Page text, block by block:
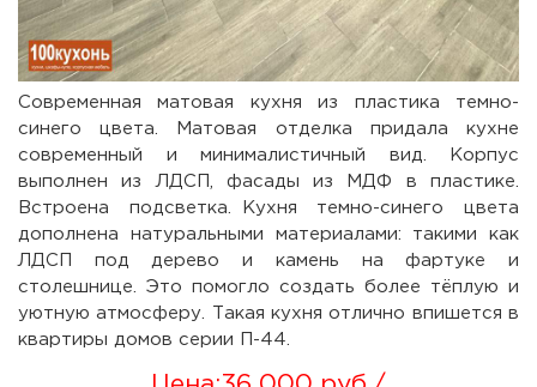
Современная матовая кухня из пластика темно-
синего цвета. Матовая отделка придала кухне
современный и минималистичный вид. Корпус
выполнен из ЛДСП, фасады из МДФ в пластике.
Встроена подсветка. Кухня темно-синего цвета
дополнена натуральными материалами: такими как
ЛДСП под дерево и камень на фартуке и
столешнице. Это помогло создать более тёплую и
уютную атмосферу. Такая кухня отлично впишется в
квартиры домов серии П-44.